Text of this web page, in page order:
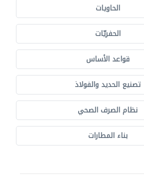
الحاويات
الحفريّات
قواعد الأساس
تصنيع الحديد والفولاذ
نظام الصرف الصحي
بناء المطارات